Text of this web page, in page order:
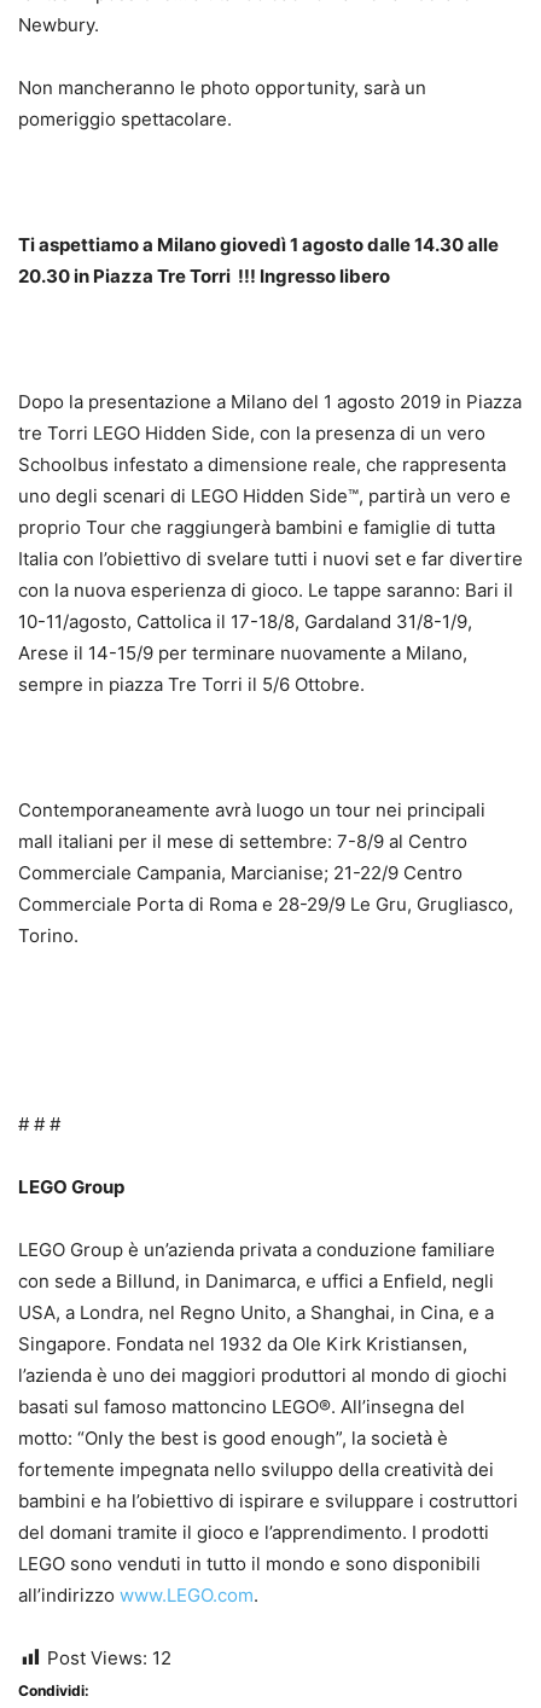
Newbury.
Non mancheranno le photo opportunity, sarà un
pomeriggio spettacolare.
Ti aspettiamo a Milano giovedì 1 agosto dalle 14.30 alle
20.30 in Piazza Tre Torri !!! Ingresso libero
Dopo la presentazione a Milano del 1 agosto 2019 in Piazza
tre Torri LEGO Hidden Side, con la presenza di un vero
Schoolbus infestato a dimensione reale, che rappresenta
uno degli scenari di LEGO Hidden Side™, partirà un vero e
proprio Tour che raggiungerà bambini e famiglie di tutta
Italia con l’obiettivo di svelare tutti i nuovi set e far divertire
con la nuova esperienza di gioco. Le tappe saranno: Bari il
10-11/agosto, Cattolica il 17-18/8, Gardaland 31/8-1/9,
Arese il 14-15/9 per terminare nuovamente a Milano,
sempre in piazza Tre Torri il 5/6 Ottobre.
Contemporaneamente avrà luogo un tour nei principali
mall italiani per il mese di settembre: 7-8/9 al Centro
Commerciale Campania, Marcianise; 21-22/9 Centro
Commerciale Porta di Roma e 28-29/9 Le Gru, Grugliasco,
Torino.
# # #
LEGO Group
LEGO Group è un’azienda privata a conduzione familiare
con sede a Billund, in Danimarca, e uffici a Enfield, negli
USA, a Londra, nel Regno Unito, a Shanghai, in Cina, e a
Singapore. Fondata nel 1932 da Ole Kirk Kristiansen,
l’azienda è uno dei maggiori produttori al mondo di giochi
basati sul famoso mattoncino LEGO®. All’insegna del
motto: “Only the best is good enough”, la società è
fortemente impegnata nello sviluppo della creatività dei
bambini e ha l’obiettivo di ispirare e sviluppare i costruttori
del domani tramite il gioco e l’apprendimento. I prodotti
LEGO sono venduti in tutto il mondo e sono disponibili
all’indirizzo www.LEGO.com.
Post Views: 12
Condividi: